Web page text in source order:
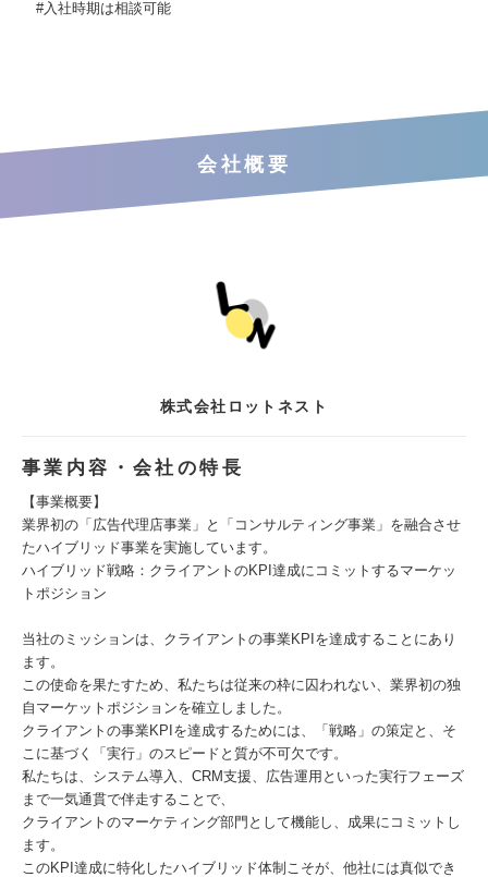
#入社時期は相談可能
会社概要
株式会社ロットネスト
事業内容・会社の特長
【事業概要】
業界初の「広告代理店事業」と「コンサルティング事業」を融合させ
たハイブリッド事業を実施しています。
ハイブリッド戦略：クライアントのKPI達成にコミットするマーケッ
トポジション
当社のミッションは、クライアントの事業KPIを達成することにあり
ます。
この使命を果たすため、私たちは従来の枠に囚われない、業界初の独
自マーケットポジションを確立しました。
クライアントの事業KPIを達成するためには、「戦略」の策定と、そ
こに基づく「実行」のスピードと質が不可欠です。
私たちは、システム導入、CRM支援、広告運用といった実行フェーズ
まで一気通貫で伴走することで、
クライアントのマーケティング部門として機能し、成果にコミットし
ます。
このKPI達成に特化したハイブリッド体制こそが、他社には真似でき